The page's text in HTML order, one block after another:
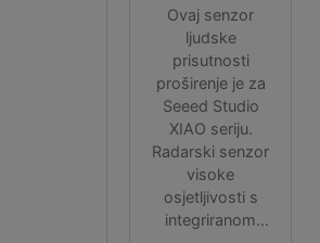
Ovaj senzor
ljudske
prisutnosti
proširenje je za
Seeed Studio
XIAO seriju.
Radarski senzor
visoke
osjetljivosti s
integriranom